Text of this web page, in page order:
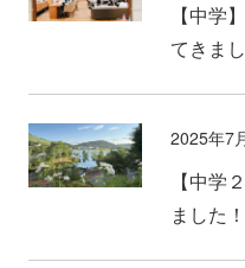
【中学
てきま
2025年7
【中学
ました！